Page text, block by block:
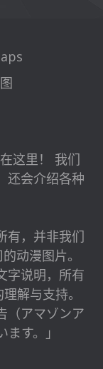
这里！ 我们
还会介绍各种
有，并非我们
动漫图片。
字说明，所有
解与支持。
（アマゾンア
す。」